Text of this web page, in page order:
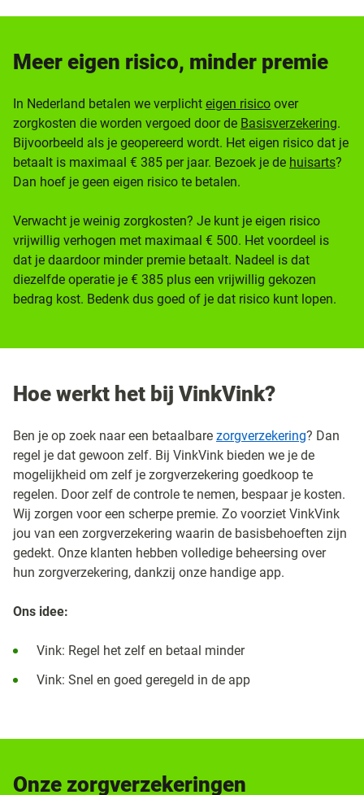
Meer eigen risico, minder premie
In Nederland betalen we verplicht eigen risico over
zorgkosten die worden vergoed door de Basisverzekering.
Bijvoorbeeld als je geopereerd wordt. Het eigen risico dat je
betaalt is maximaal € 385 per jaar. Bezoek je de huisarts?
Dan hoef je geen eigen risico te betalen.
Verwacht je weinig zorgkosten? Je kunt je eigen risico
vrijwillig verhogen met maximaal € 500. Het voordeel is
dat je daardoor minder premie betaalt. Nadeel is dat
diezelfde operatie je € 385 plus een vrijwillig gekozen
bedrag kost. Bedenk dus goed of je dat risico kunt lopen.
Hoe werkt het bij VinkVink?
Ben je op zoek naar een betaalbare zorgverzekering? Dan
regel je dat gewoon zelf. Bij VinkVink bieden we je de
mogelijkheid om zelf je zorgverzekering goedkoop te
regelen. Door zelf de controle te nemen, bespaar je kosten.
Wij zorgen voor een scherpe premie. Zo voorziet VinkVink
jou van een zorgverzekering waarin de basisbehoeften zijn
gedekt. Onze klanten hebben volledige beheersing over
hun zorgverzekering, dankzij onze handige app.
Ons idee:
Vink: Regel het zelf en betaal minder
Vink: Snel en goed geregeld in de app
Onze zorgverzekeringen